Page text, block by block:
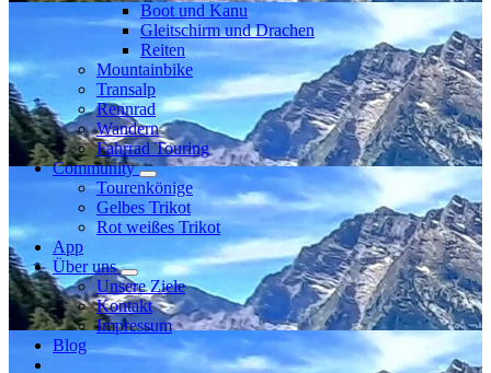
Boot und Kanu
Gleitschirm und Drachen
Reiten
Mountainbike
Transalp
Rennrad
Wandern
Fahrrad Touring
Community
Tourenkönige
Gelbes Trikot
Rot weißes Trikot
App
Über uns
Unsere Ziele
Kontakt
Impressum
Blog